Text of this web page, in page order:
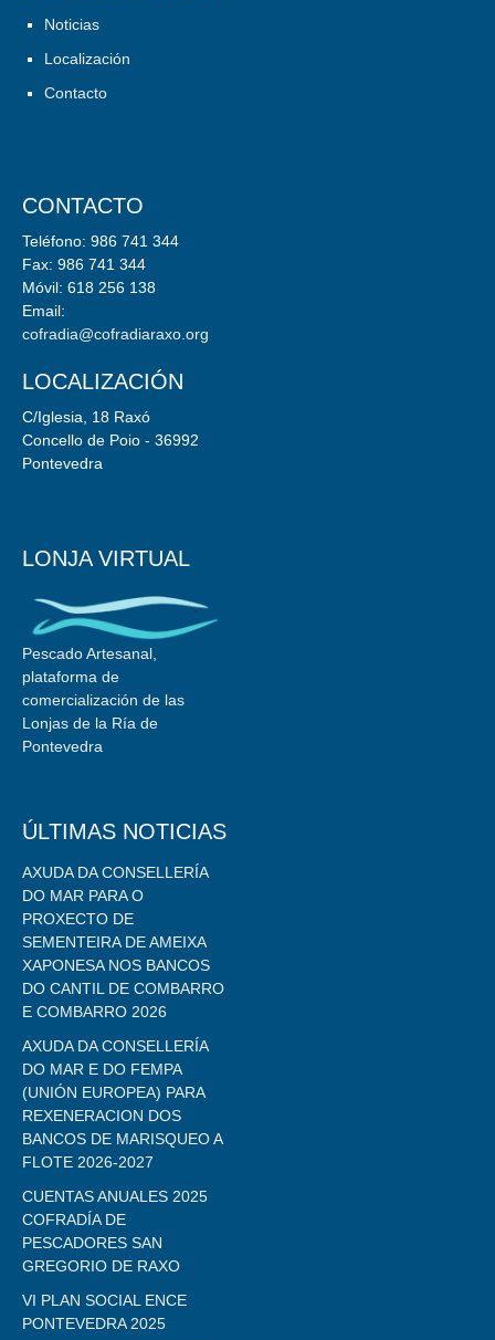
Noticias
Localización
Contacto
CONTACTO
Teléfono: 986 741 344
Fax: 986 741 344
Móvil: 618 256 138
Email:
cofradia@cofradiaraxo.org
LOCALIZACIÓN
C/Iglesia, 18 Raxó
Concello de Poio - 36992
Pontevedra
LONJA VIRTUAL
Pescado Artesanal,
plataforma de
comercialización de las
Lonjas de la Ría de
Pontevedra
ÚLTIMAS NOTICIAS
AXUDA DA CONSELLERÍA
DO MAR PARA O
PROXECTO DE
SEMENTEIRA DE AMEIXA
XAPONESA NOS BANCOS
DO CANTIL DE COMBARRO
E COMBARRO 2026
AXUDA DA CONSELLERÍA
DO MAR E DO FEMPA
(UNIÓN EUROPEA) PARA
REXENERACION DOS
BANCOS DE MARISQUEO A
FLOTE 2026-2027
CUENTAS ANUALES 2025
COFRADÍA DE
PESCADORES SAN
GREGORIO DE RAXO
VI PLAN SOCIAL ENCE
PONTEVEDRA 2025